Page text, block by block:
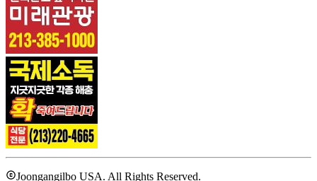
Joongangilbo USA. All Rights Reserved.